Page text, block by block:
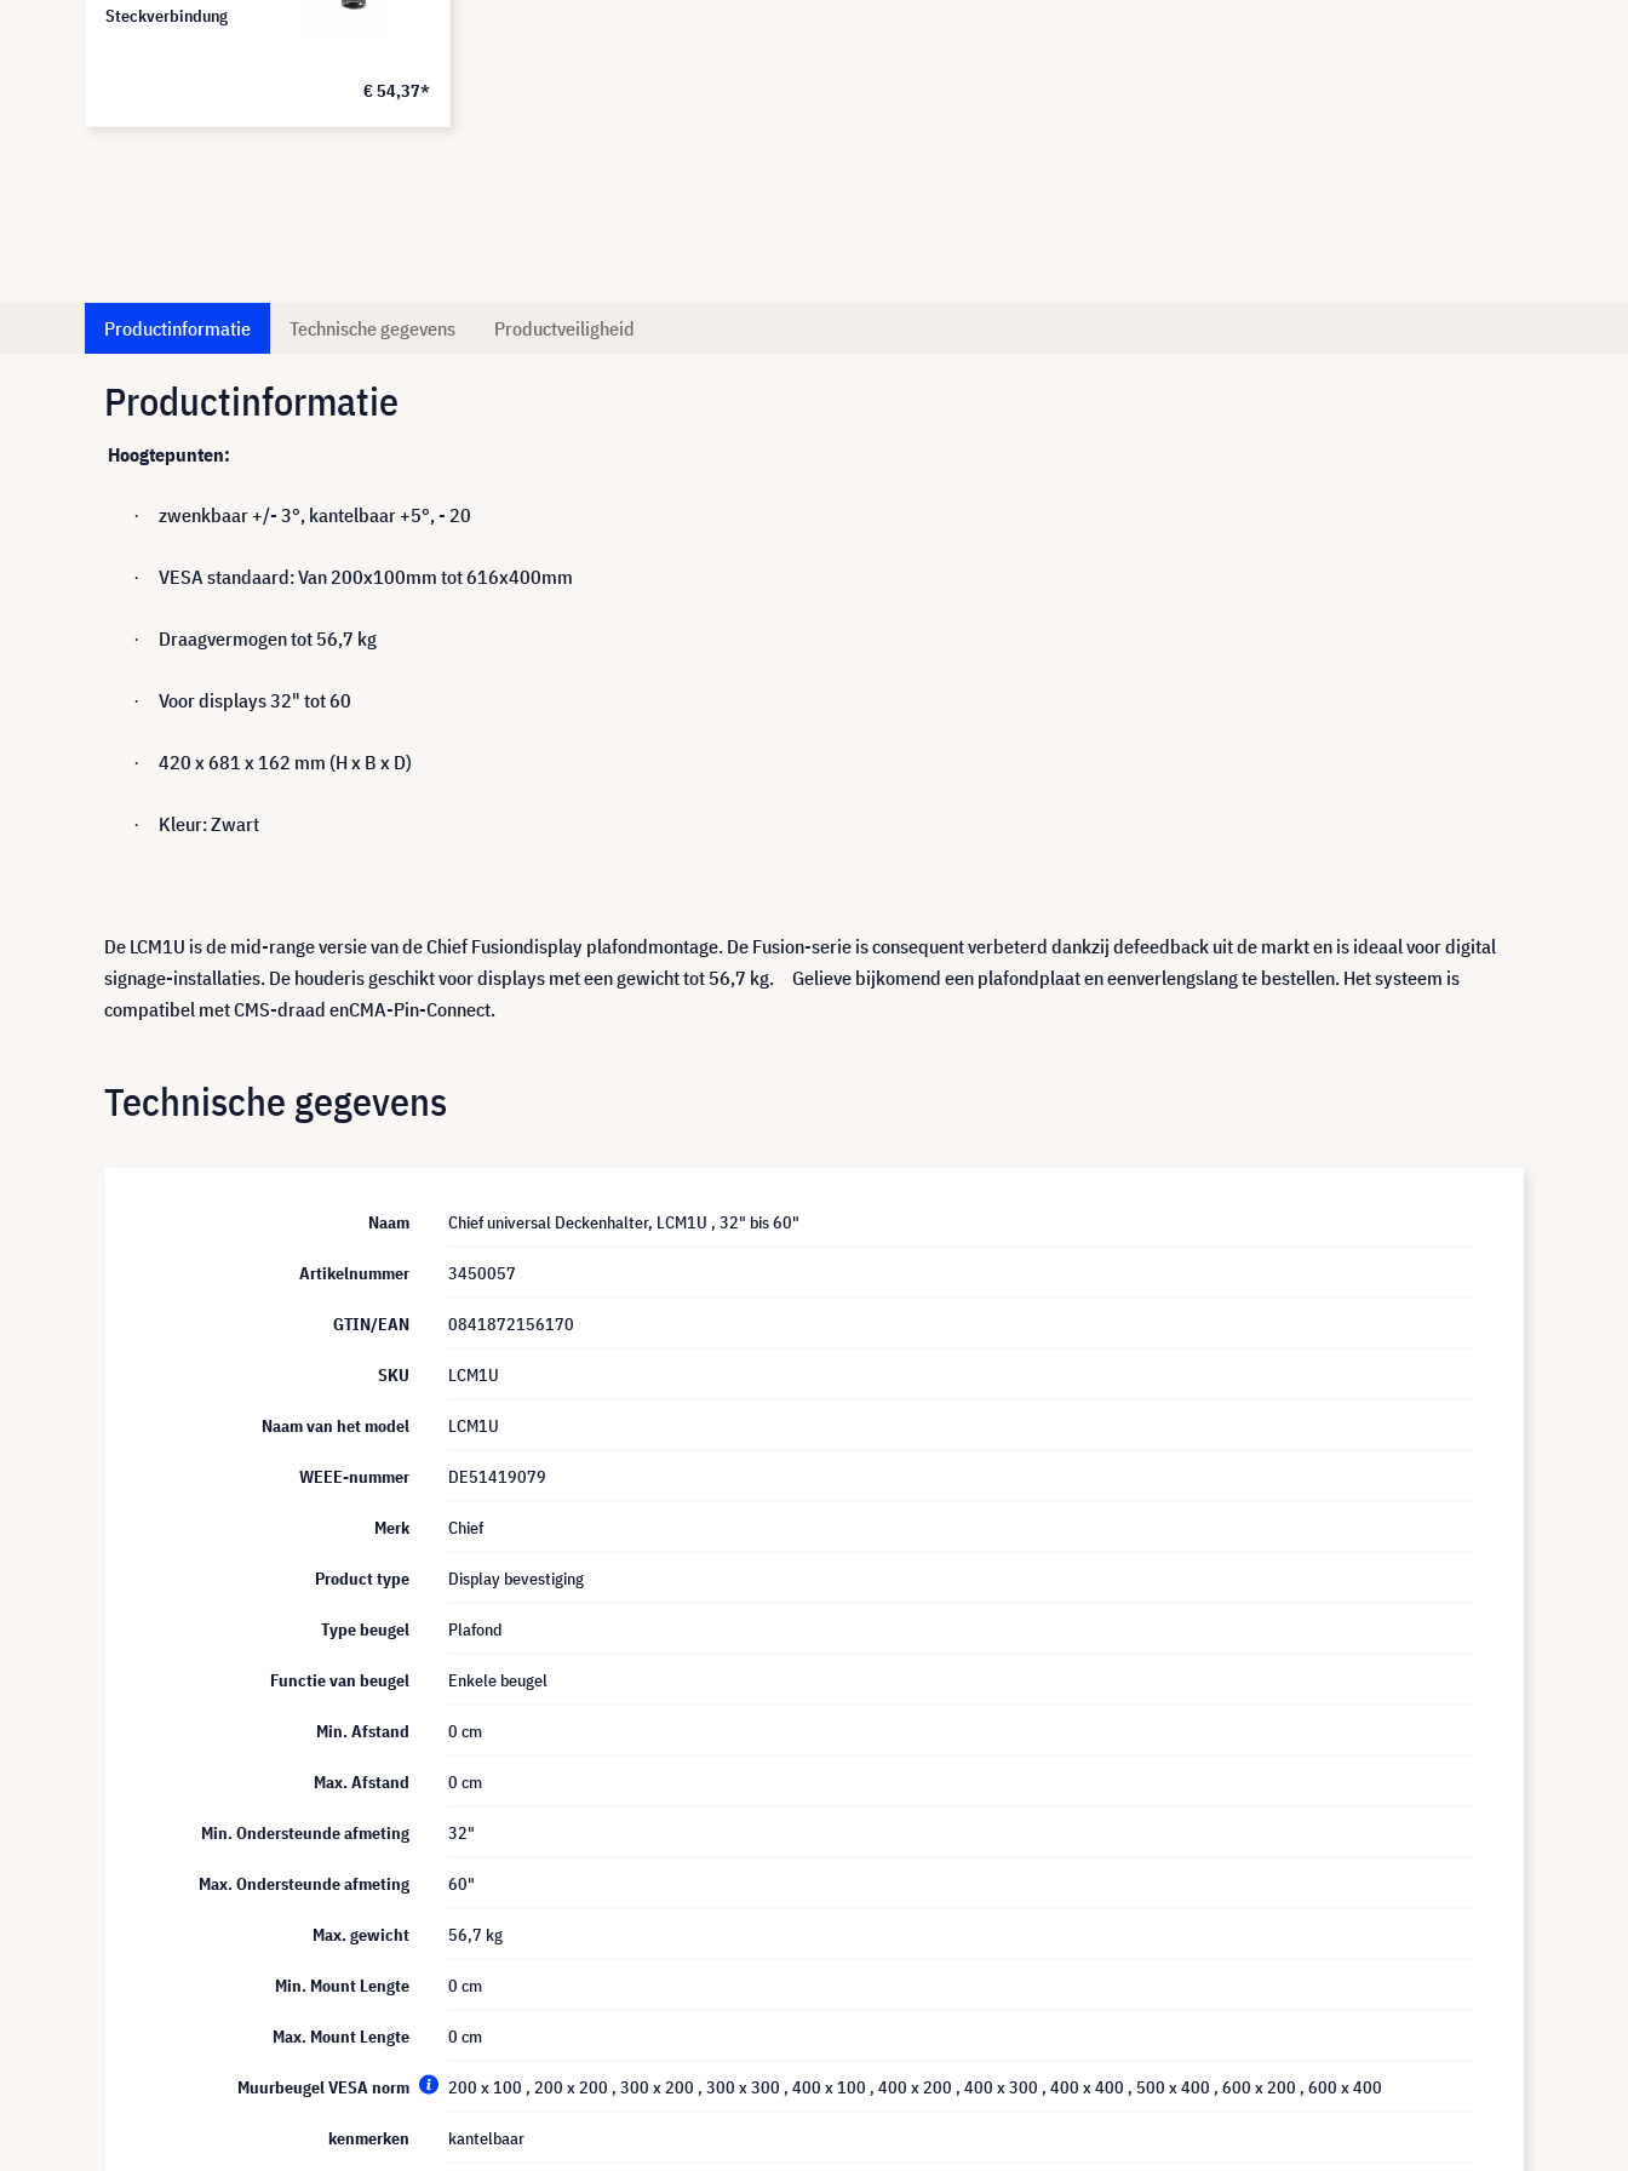
Steckverbindung
€ 54,37*
Productinformatie Technische gegevens Productveiligheid
Productinformatie
Hoogtepunten:
· zwenkbaar +/- 3°, kantelbaar +5°, - 20
· VESA standaard: Van 200x100mm tot 616x400mm
· Draagvermogen tot 56,7 kg
· Voor displays 32" tot 60
· 420 x 681 x 162 mm (H x B x D)
· Kleur: Zwart
De LCM1U is de mid-range versie van de Chief Fusiondisplay plafondmontage. De Fusion-serie is consequent verbeterd dankzij defeedback uit de markt en is ideaal voor digital
signage-installaties. De houderis geschikt voor displays met een gewicht tot 56,7 kg. Gelieve bijkomend een plafondplaat en eenverlengslang te bestellen. Het systeem is
compatibel met CMS-draad enCMA-Pin-Connect.
Technische gegevens
Naam Chief universal Deckenhalter, LCM1U , 32" bis 60"
Artikelnummer 3450057
GTIN/EAN 0841872156170
SKU LCM1U
Naam van het model LCM1U
WEEE-nummer DE51419079
Merk Chief
Product type Display bevestiging
Type beugel Plafond
Functie van beugel Enkele beugel
Min. Afstand 0 cm
Max. Afstand 0 cm
Min. Ondersteunde afmeting 32"
Max. Ondersteunde afmeting 60"
Max. gewicht 56,7 kg
Min. Mount Lengte 0 cm
Max. Mount Lengte 0 cm
Muurbeugel VESA norm 200 x 100 , 200 x 200 , 300 x 200 , 300 x 300 , 400 x 100 , 400 x 200 , 400 x 300 , 400 x 400 , 500 x 400 , 600 x 200 , 600 x 400
kenmerken kantelbaar